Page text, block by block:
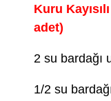
Kuru
adet)
2 su bardağı
1/2 su